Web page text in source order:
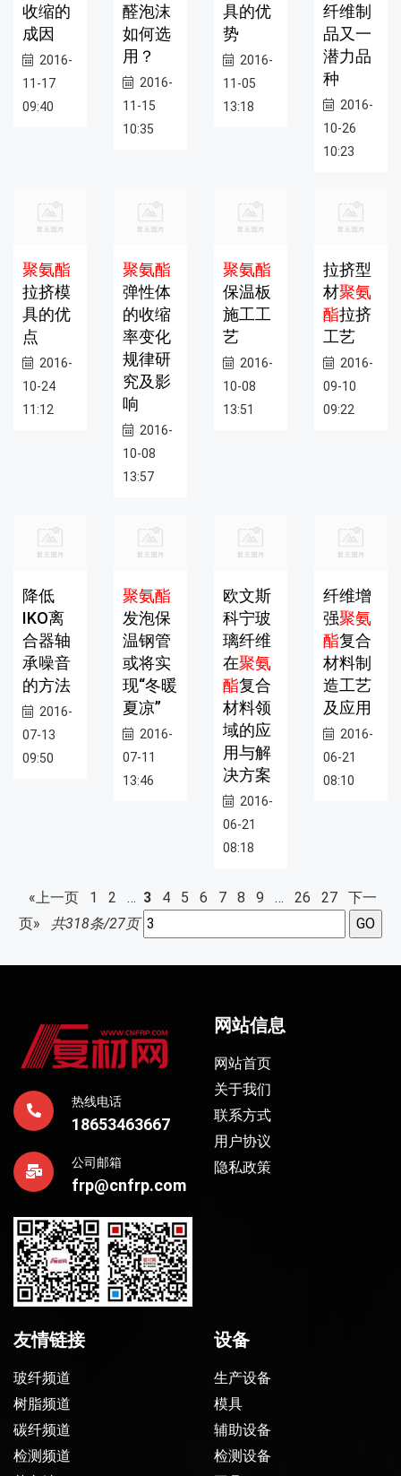
收缩的
成因
2016-
11-17
09:40
醛泡沫
如何选
用？
2016-
11-15
10:35
具的优
势
2016-
11-05
13:18
纤维制
品又一
潜力品
种
2016-
10-26
10:23
聚氨酯
拉挤模
具的优
点
2016-
10-24
11:12
聚氨酯
弹性体
的收缩
率变化
规律研
究及影
响
2016-
10-08
13:57
聚氨酯
保温板
施工工
艺
2016-
10-08
13:51
拉挤型
材聚氨
酯拉挤
工艺
2016-
09-10
09:22
降低
IKO离
合器轴
承噪音
的方法
2016-
07-13
09:50
聚氨酯
发泡保
温钢管
或将实
现“冬暖
夏凉”
2016-
07-11
13:46
欧文斯
科宁玻
璃纤维
在聚氨
酯复合
材料领
域的应
用与解
决方案
2016-
06-21
08:18
纤维增
强聚氨
酯复合
材料制
造工艺
及应用
2016-
06-21
08:10
«上一页 1 2 … 3 4 5 6 7 8 9 … 26 27
下一
页»
共318条/27页
热线电话
18653463667
公司邮箱
frp@cnfrp.com
网站信息
网站首页
关于我们
联系方式
用户协议
隐私政策
友情链接
玻纤频道
树脂频道
碳纤频道
检测频道
设备
生产设备
模具
辅助设备
检测设备